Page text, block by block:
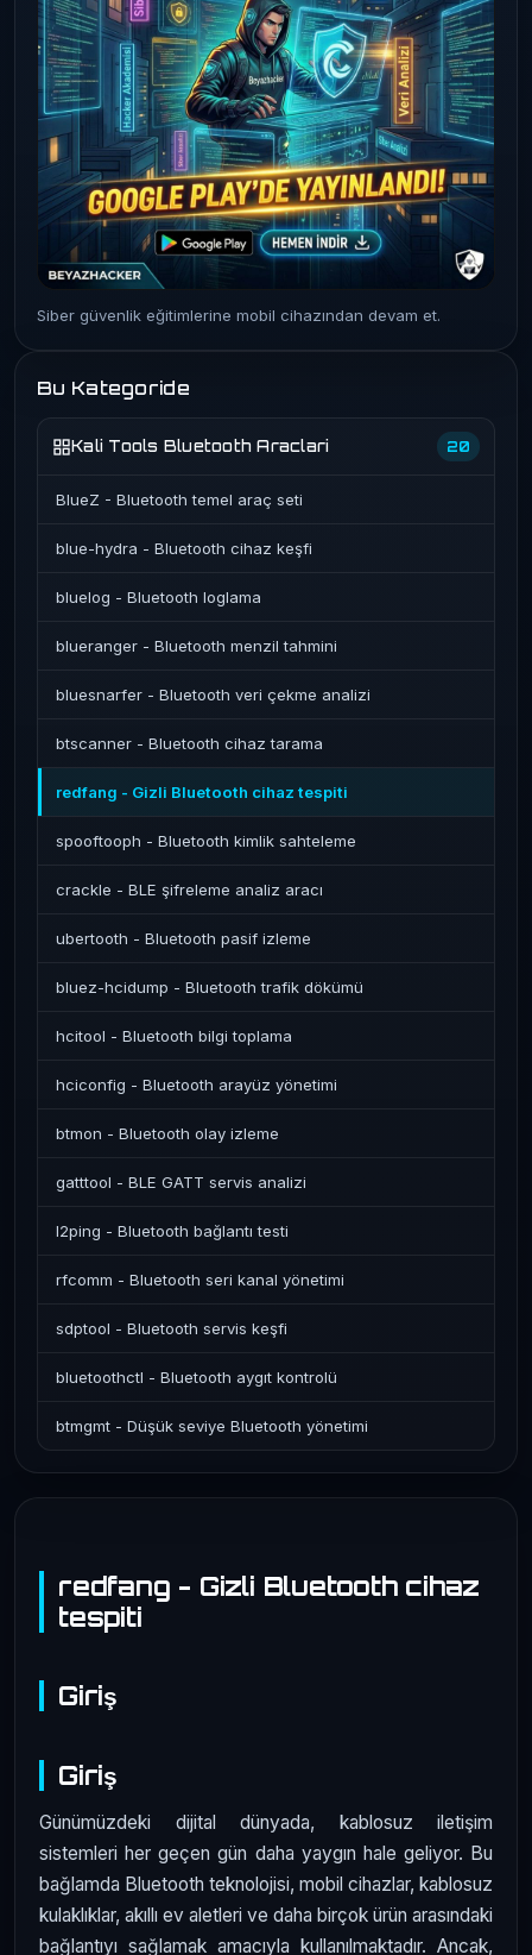
redfang - Gizli Bluetooth cihaz
tespiti
Giriş
Giriş
Günümüzdeki dijital dünyada, kablosuz iletişim
sistemleri her geçen gün daha yaygın hale geliyor. Bu
bağlamda Bluetooth teknolojisi, mobil cihazlar, kablosuz
kulaklıklar, akıllı ev aletleri ve daha birçok ürün arasındaki
bağlantıyı sağlamak amacıyla kullanılmaktadır. Ancak,
Siber güvenlik eğitimlerine mobil cihazından devam et.
Bu Kategoride
Kali Tools Bluetooth Araclari 20
BlueZ - Bluetooth temel araç seti
blue-hydra - Bluetooth cihaz keşfi
bluelog - Bluetooth loglama
blueranger - Bluetooth menzil tahmini
bluesnarfer - Bluetooth veri çekme analizi
btscanner - Bluetooth cihaz tarama
redfang - Gizli Bluetooth cihaz tespiti
spooftooph - Bluetooth kimlik sahteleme
crackle - BLE şifreleme analiz aracı
ubertooth - Bluetooth pasif izleme
bluez-hcidump - Bluetooth trafik dökümü
hcitool - Bluetooth bilgi toplama
hciconfig - Bluetooth arayüz yönetimi
btmon - Bluetooth olay izleme
gatttool - BLE GATT servis analizi
l2ping - Bluetooth bağlantı testi
rfcomm - Bluetooth seri kanal yönetimi
sdptool - Bluetooth servis keşfi
bluetoothctl - Bluetooth aygıt kontrolü
btmgmt - Düşük seviye Bluetooth yönetimi